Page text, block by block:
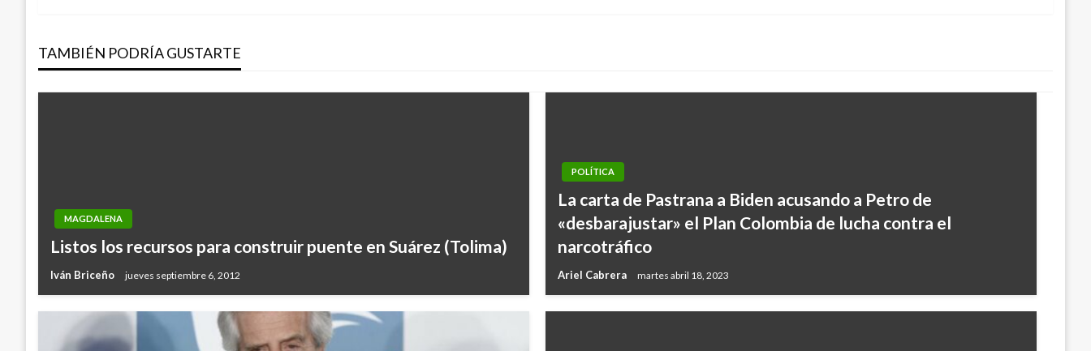
entradas
TAMBIÉN PODRÍA GUSTARTE
MAGDALENA
Listos los recursos para construir puente en Suárez (Tolima)
Iván Briceño jueves septiembre 6, 2012
POLÍTICA
La carta de Pastrana a Biden acusando a Petro de
«desbarajustar» el Plan Colombia de lucha contra el
narcotráfico
Ariel Cabrera martes abril 18, 2023